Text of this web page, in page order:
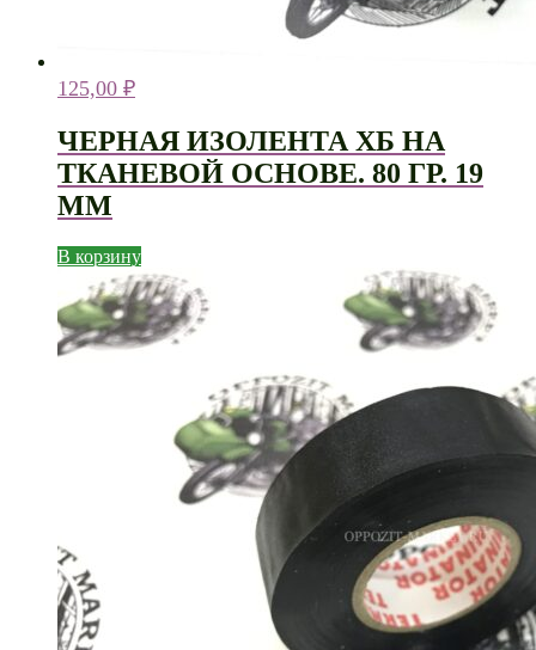
125,00 ₽
ЧЕРНАЯ ИЗОЛЕНТА ХБ НА
ТКАНЕВОЙ ОСНОВЕ. 80 ГР. 19
ММ
В корзину